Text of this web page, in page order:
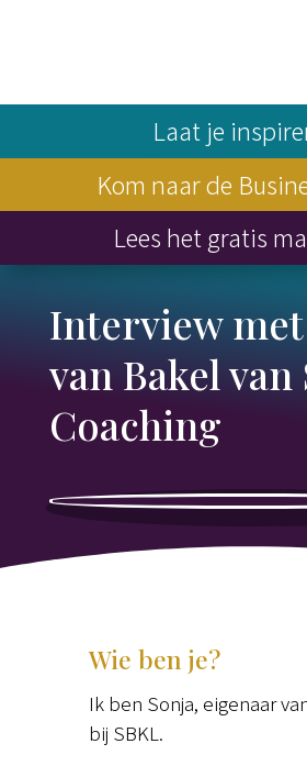
Laat je
Kom naar de
Lees het gratis
Interview
van Bakel van
Coaching
Wie ben je?
Ik ben Sonja, eigenaar
bij SBKL.